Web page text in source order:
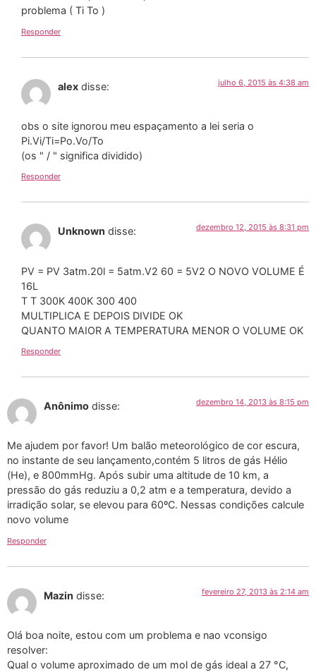
problema ( Ti To )
Responder
alex disse: julho 6, 2015 às 4:38 am
obs o site ignorou meu espaçamento a lei seria o
Pi.Vi/Ti=Po.Vo/To
(os " / " significa dividido)
Responder
Unknown disse: dezembro 12, 2015 às 8:31 pm
PV = PV 3atm.20l = 5atm.V2 60 = 5V2 O NOVO VOLUME É
16L
T T 300K 400K 300 400
MULTIPLICA E DEPOIS DIVIDE OK
QUANTO MAIOR A TEMPERATURA MENOR O VOLUME OK
Responder
Anônimo disse: dezembro 14, 2013 às 8:15 pm
Me ajudem por favor! Um balão meteorológico de cor escura,
no instante de seu lançamento,contém 5 litros de gás Hélio
(He), e 800mmHg. Após subir uma altitude de 10 km, a
pressão do gás reduziu a 0,2 atm e a temperatura, devido a
irradição solar, se elevou para 60ºC. Nessas condições calcule
novo volume
Responder
Mazin disse: fevereiro 27, 2013 às 2:14 am
Olá boa noite, estou com um problema e nao vconsigo
resolver:
Qual o volume aproximado de um mol de gás ideal a 27 °C,